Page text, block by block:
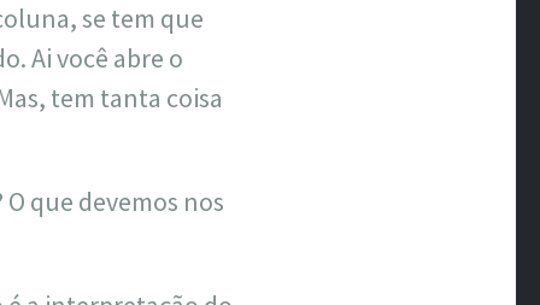
se tem que
Ai você abre o
tem tanta coisa
que devemos nos